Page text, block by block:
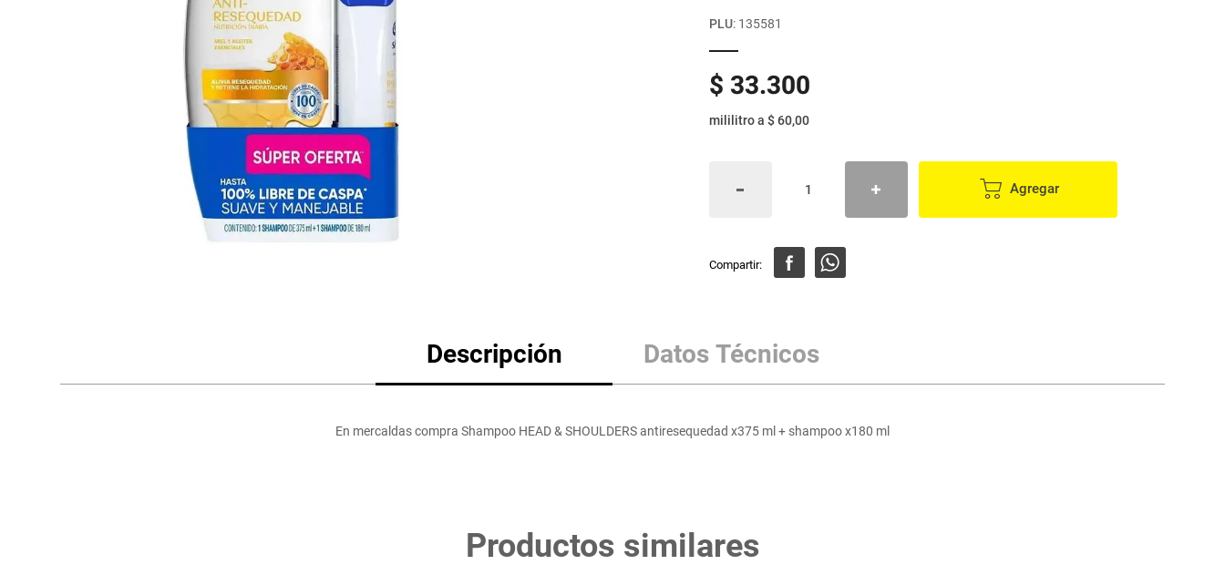
lácteos y refrigerados
PLU: 135581
$ 33.300
mililitroa $ 60,00
Agregar
Descripción Datos Técnicos
En mercaldas compra Shampoo HEAD & SHOULDERS antiresequedad x375 ml + shampoo x180 ml
Productos similares
Mantequilla